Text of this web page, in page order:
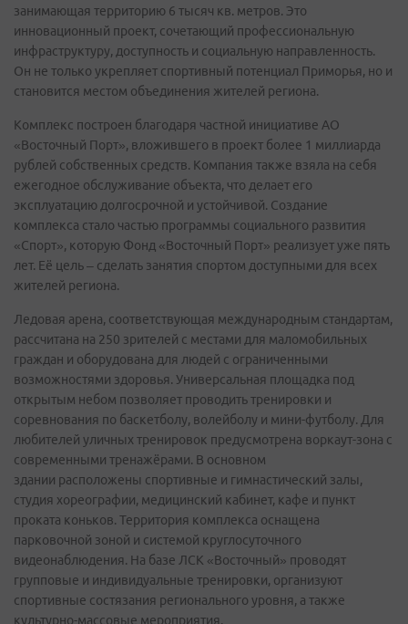
занимающая территорию 6 тысяч кв. метров. Это
инновационный проект, сочетающий профессиональную
инфраструктуру, доступность и социальную направленность.
Он не только укрепляет спортивный потенциал Приморья, но и
становится местом объединения жителей региона.
Комплекс построен благодаря частной инициативе АО
«Восточный Порт», вложившего в проект более 1 миллиарда
рублей собственных средств. Компания также взяла на себя
ежегодное обслуживание объекта, что делает его
эксплуатацию долгосрочной и устойчивой. Создание
комплекса стало частью программы социального развития
«Спорт», которую Фонд «Восточный Порт» реализует уже пять
лет. Её цель – сделать занятия спортом доступными для всех
жителей региона.
Ледовая арена, соответствующая международным стандартам,
рассчитана на 250 зрителей с местами для маломобильных
граждан и оборудована для людей с ограниченными
возможностями здоровья. Универсальная площадка под
открытым небом позволяет проводить тренировки и
соревнования по баскетболу, волейболу и мини-футболу. Для
любителей уличных тренировок предусмотрена воркаут-зона с
современными тренажёрами. В основном
здании расположены спортивные и гимнастический залы,
студия хореографии, медицинский кабинет, кафе и пункт
проката коньков. Территория комплекса оснащена
парковочной зоной и системой круглосуточного
видеонаблюдения. На базе ЛСК «Восточный» проводят
групповые и индивидуальные тренировки, организуют
спортивные состязания регионального уровня, а также
культурно-массовые мероприятия.